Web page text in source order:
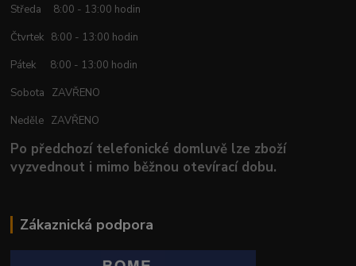
Středa 8:00 - 13:00 hodin
Čtvrtek 8:00 - 13:00 hodin
Pátek 8:00 - 13:00 hodin
Sobota ZAVŘENO
Neděle ZAVŘENO
Po předchozí telefonické domluvě lze zboží
vyzvednout i mimo běžnou otevírací dobu.
Zákaznická podpora